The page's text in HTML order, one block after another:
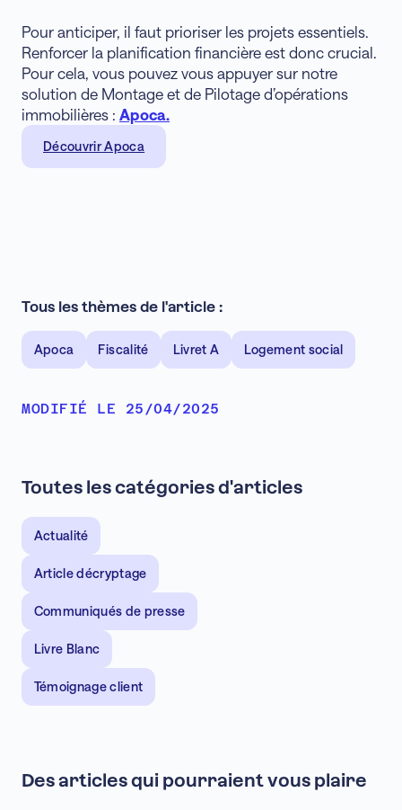
Pour anticiper, il faut prioriser les projets essentiels.
Renforcer la planification financière est donc crucial.
Pour cela, vous pouvez vous appuyer sur notre
solution de Montage et de Pilotage d’opérations
immobilières : Apoca.
Découvrir Apoca
Tous les thèmes de l'article :
Apoca Fiscalité Livret A Logement social
MODIFIÉ LE 25/04/2025
Toutes les catégories d'articles
Actualité
Article décryptage
Communiqués de presse
Livre Blanc
Témoignage client
Des articles qui pourraient vous plaire